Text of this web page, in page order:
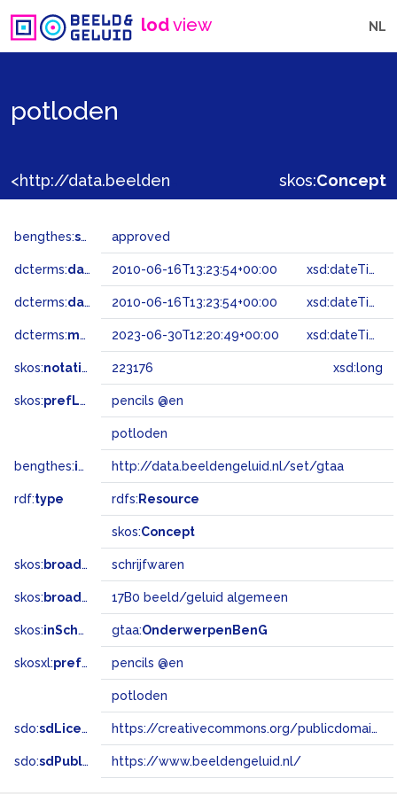
lodview NL
potloden
skos:Concept
bengthes:status approved
dcterms:dateAccepted 2010-06-16T13:23:54+00:00 xsd:dateTime
dcterms:dateSubmitted 2010-06-16T13:23:54+00:00 xsd:dateTime
dcterms:modified 2023-06-30T12:20:49+00:00 xsd:dateTime
skos:notation 223176 xsd:long
skos:prefLabel pencils @en
potloden
bengthes:inSet http://data.beeldengeluid.nl/set/gtaa
rdf:type rdfs: Resource
skos:Concept
skos: broader schrijfwaren
skos: broadMatch 17B0 beeld/geluid algemeen
skos:inScheme gtaa:OnderwerpenBenG
skosxl:prefLabel pencils @en
potloden
sdo:sdLicense https://creativecommons.org/publicdomain/zero/1.0/
sdo:sdPublisher https://www.beeldengeluid.nl/